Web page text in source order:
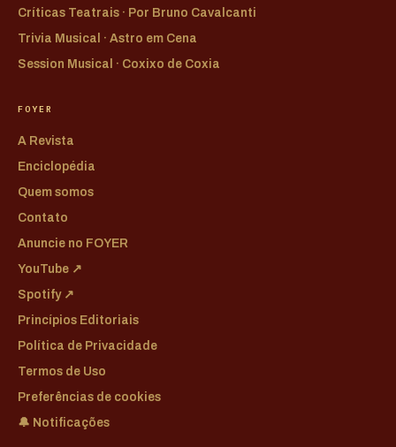
Críticas Teatrais · Por Bruno Cavalcanti
Trivia Musical · Astro em Cena
Session Musical · Coxixo de Coxia
FOYER
A Revista
Enciclopédia
Quem somos
Contato
Anuncie no FOYER
YouTube ↗
Spotify ↗
Princípios Editoriais
Política de Privacidade
Termos de Uso
Preferências de cookies
🔔 Notificações